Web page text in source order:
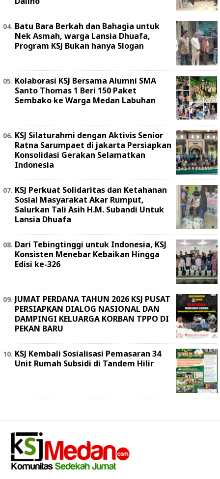
Batu Bara Berkah dan Bahagia untuk
Nek Asmah, warga Lansia Dhuafa,
Program KSJ Bukan hanya Slogan
Kolaborasi KSJ Bersama Alumni SMA
Santo Thomas 1 Beri 150 Paket
Sembako ke Warga Medan Labuhan
KSJ Silaturahmi dengan Aktivis Senior
Ratna Sarumpaet di jakarta Persiapkan
Konsolidasi Gerakan Selamatkan
Indonesia
KSJ Perkuat Solidaritas dan Ketahanan
Sosial Masyarakat Akar Rumput,
Salurkan Tali Asih H.M. Subandi Untuk
Lansia Dhuafa
Dari Tebingtinggi untuk Indonesia, KSJ
Konsisten Menebar Kebaikan Hingga
Edisi ke-326
JUMAT PERDANA TAHUN 2026 KSJ PUSAT
PERSIAPKAN DIALOG NASIONAL DAN
DAMPINGI KELUARGA KORBAN TPPO DI
PEKAN BARU
KSJ Kembali Sosialisasi Pemasaran 34
Unit Rumah Subsidi di Tandem Hilir